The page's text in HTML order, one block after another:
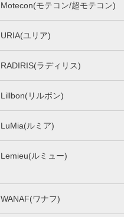
Motecon(モテコン/超モテコン)
URIA(ユリア)
RADIRIS(ラディリス)
Lillbon(リルボン)
LuMia(ルミア)
Lemieu(ルミュー)
WANAF(ワナフ)